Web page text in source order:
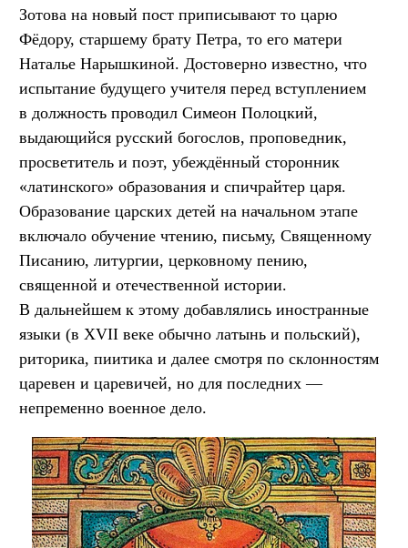
Зотова на новый пост приписывают то царю
Фёдору, старшему брату Петра, то его матери
Наталье Нарышкиной. Достоверно известно, что
испытание будущего учителя перед вступлением
в должность проводил Симеон Полоцкий,
выдающийся русский богослов, проповедник,
просветитель и поэт, убеждённый сторонник
«латинского» образования и спичрайтер царя.
Образование царских детей на начальном этапе
включало обучение чтению, письму, Священному
Писанию, литургии, церковному пению,
священной и отечественной истории.
В дальнейшем к этому добавлялись иностранные
языки (в XVII веке обычно латынь и польский),
риторика, пиитика и далее смотря по склонностям
царевен и царевичей, но для последних —
непременно военное дело.